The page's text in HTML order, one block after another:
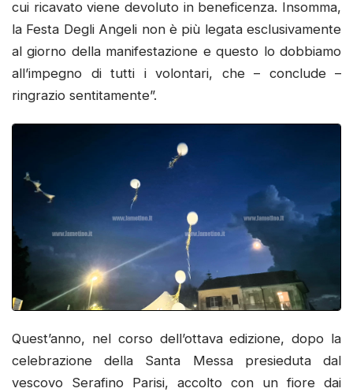
cui ricavato viene devoluto in beneficenza. Insomma,
la Festa Degli Angeli non è più legata esclusivamente
al giorno della manifestazione e questo lo dobbiamo
all’impegno di tutti i volontari, che – conclude –
ringrazio sentitamente”.
Quest’anno, nel corso dell’ottava edizione, dopo la
celebrazione della Santa Messa presieduta dal
vescovo Serafino Parisi, accolto con un fiore dai